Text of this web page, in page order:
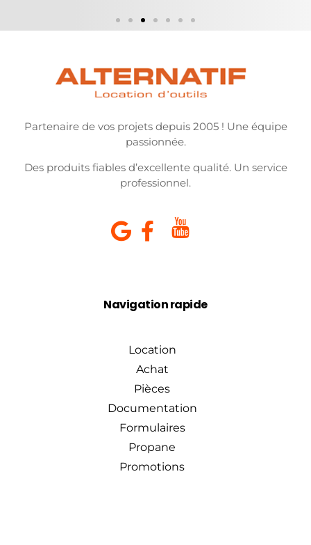
Partenaire de vos projets depuis 2005 ! Une équipe
passionnée.
Des produits fiables d’excellente qualité. Un service
professionnel.
Navigation rapide
Location
Achat
Pièces
Documentation
Formulaires
Propane
Promotions